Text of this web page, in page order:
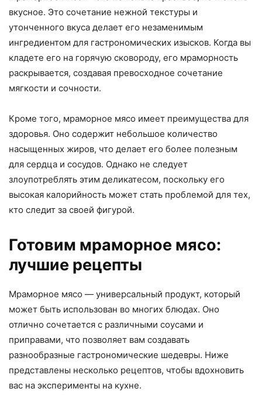
вкусное. Это сочетание нежной текстуры и
утонченного вкуса делает его незаменимым
ингредиентом для гастрономических изысков. Когда вы
кладете его на горячую сковороду, его мраморность
раскрывается, создавая превосходное сочетание
мягкости и сочности.
Кроме того, мраморное мясо имеет преимущества для
здоровья. Оно содержит небольшое количество
насыщенных жиров, что делает его более полезным
для сердца и сосудов. Однако не следует
злоупотреблять этим деликатесом, поскольку его
высокая калорийность может стать проблемой для тех,
кто следит за своей фигурой.
Готовим мраморное мясо:
лучшие рецепты
Мраморное мясо — универсальный продукт, который
может быть использован во многих блюдах. Оно
отлично сочетается с различными соусами и
приправами, что позволяет вам создавать
разнообразные гастрономические шедевры. Ниже
представлены несколько рецептов, чтобы вдохновить
вас на эксперименты на кухне.